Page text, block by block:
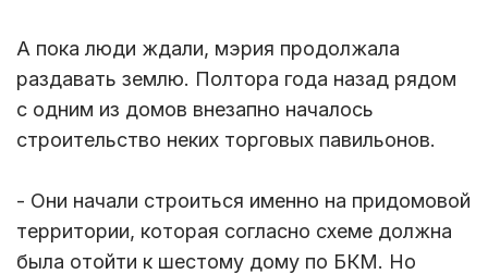
А пока люди ждали, мэрия продолжала
раздавать землю. Полтора года назад рядом
с одним из домов внезапно началось
строительство неких торговых павильонов.
- Они начали строиться именно на придомовой
территории, которая согласно схеме должна
была отойти к шестому дому по БКМ. Но